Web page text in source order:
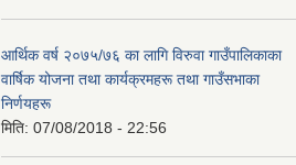
आर्थिक वर्ष २०७५/७६ का लागि विरुवा गाउँपालिकाका
वार्षिक योजना तथा कार्यक्रमहरू तथा गाउँसभाका
निर्णयहरू
मिति: 07/08/2018 - 22:56